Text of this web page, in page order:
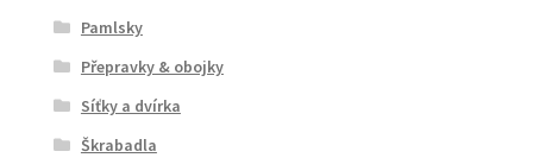
Pamlsky
Přepravky & obojky
Síťky a dvírka
Škrabadla